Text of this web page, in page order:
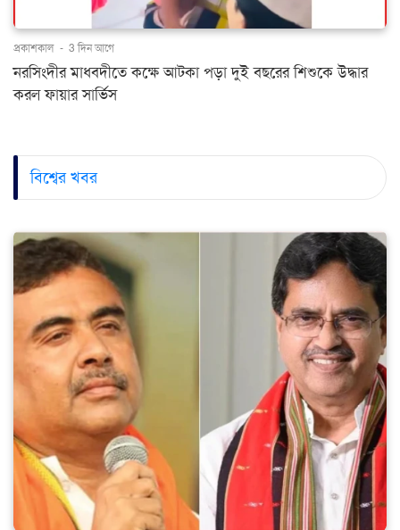
প্রকাশকাল - 3 দিন আগে
নরসিংদীর মাধবদীতে কক্ষে আটকা পড়া দুই বছরের শিশুকে উদ্ধার
করল ফায়ার সার্ভিস
বিশ্বের খবর